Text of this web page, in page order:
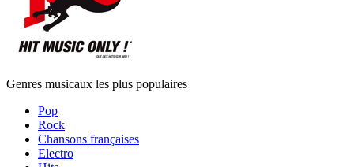
Genres musicaux les plus populaires
Pop
Rock
Chansons françaises
Electro